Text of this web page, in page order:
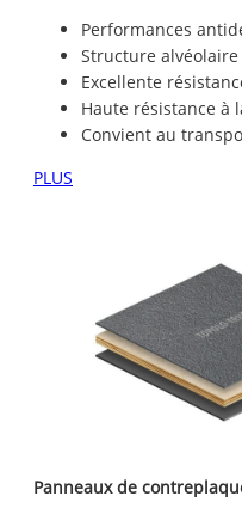
Performances
Structure alvéolaire
Excellente
Haute résistance à
Convient au
PLUS
Panneaux de